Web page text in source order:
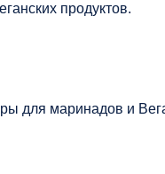
продуктов.
для маринадов и